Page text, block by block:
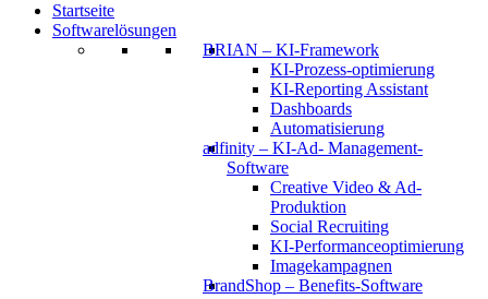
Startseite
Softwarelösungen
BRIAN – KI-Framework
KI-Prozess-optimierung
KI-Reporting Assistant
Dashboards
Automatisierung
adfinity – KI-Ad- Management-
Software
Creative Video & Ad-
Produktion
Social Recruiting
KI-Performanceoptimierung
Imagekampagnen
BrandShop – Benefits-Software